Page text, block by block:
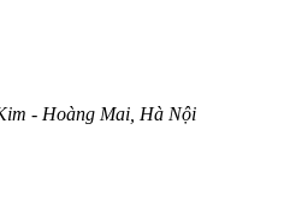
- Hoàng Mai, Hà Nội